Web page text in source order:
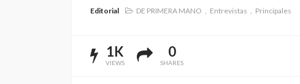
Editorial DE PRIMERA MANO Entrevistas Principales
1K
VIEWS
0
SHARES